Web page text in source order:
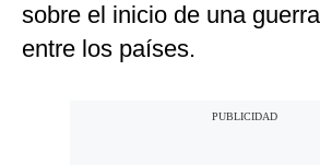
sobre el inicio de una
entre los países.